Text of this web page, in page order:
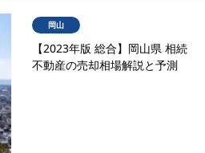
岡山
【2023年版 総合】岡山県 相続
不動産の売却相場解説と予測